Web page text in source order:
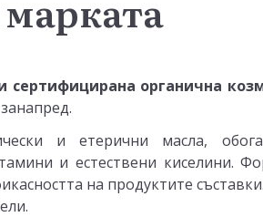
сертифицирана органична
и етерични масла,
и естествени киселини.
на продуктите